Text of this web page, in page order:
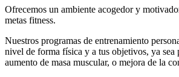
Ofrecemos un ambiente acogedor y
metas fitness.
Nuestros programas de entrenamiento
nivel de forma física y a tus objetivos, ya sea
aumento de masa muscular, o mejora de la